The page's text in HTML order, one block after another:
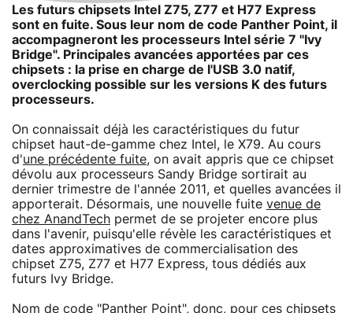
Les futurs chipsets Intel Z75, Z77 et H77 Express
sont en fuite. Sous leur nom de code Panther Point, il
accompagneront les processeurs Intel série 7 "Ivy
Bridge". Principales avancées apportées par ces
chipsets : la prise en charge de l'USB 3.0 natif,
overclocking possible sur les versions K des futurs
processeurs.
On connaissait déjà les caractéristiques du futur
chipset haut-de-gamme chez Intel, le X79. Au cours
d'une précédente fuite, on avait appris que ce chipset
dévolu aux processeurs Sandy Bridge sortirait au
dernier trimestre de l'année 2011, et quelles avancées il
apporterait. Désormais, une nouvelle fuite venue de
chez AnandTech permet de se projeter encore plus
dans l'avenir, puisqu'elle révèle les caractéristiques et
dates approximatives de commercialisation des
chipset Z75, Z77 et H77 Express, tous dédiés aux
futurs Ivy Bridge.
Nom de code "Panther Point", donc, pour ces chipsets